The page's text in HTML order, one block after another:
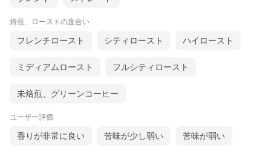
焙煎、ローストの度合い
フレンチロースト シティロースト ハイロースト
ミディアムロースト フルシティロースト
未焙煎、グリーンコーヒー
ユーザー評価
香りが非常に良い 苦味が少し弱い 苦味が弱い